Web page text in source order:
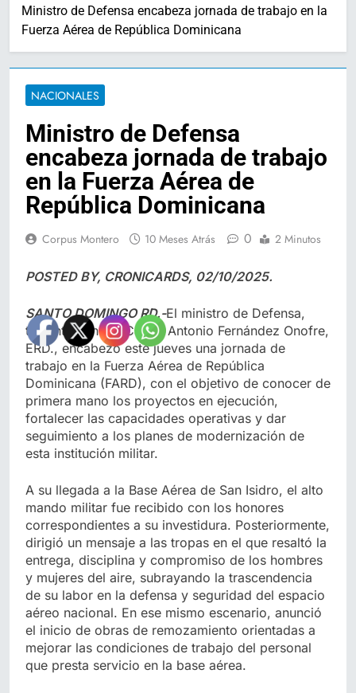
Ministro de Defensa encabeza jornada de trabajo en la
Fuerza Aérea de República Dominicana
NACIONALES
Ministro de Defensa
encabeza jornada de trabajo
en la Fuerza Aérea de
República Dominicana
Corpus Montero 10 Meses Atrás 0 2 Minutos
POSTED BY, CRONICARDS, 02/10/2025.
SANTO DOMINGO RD.-El ministro de Defensa,
teniente general Carlos Antonio Fernández Onofre,
ERD., encabezó este jueves una jornada de
trabajo en la Fuerza Aérea de República
Dominicana (FARD), con el objetivo de conocer de
primera mano los proyectos en ejecución,
fortalecer las capacidades operativas y dar
seguimiento a los planes de modernización de
esta institución militar.
A su llegada a la Base Aérea de San Isidro, el alto
mando militar fue recibido con los honores
correspondientes a su investidura. Posteriormente,
dirigió un mensaje a las tropas en el que resaltó la
entrega, disciplina y compromiso de los hombres
y mujeres del aire, subrayando la trascendencia
de su labor en la defensa y seguridad del espacio
aéreo nacional. En ese mismo escenario, anunció
el inicio de obras de remozamiento orientadas a
mejorar las condiciones de trabajo del personal
que presta servicio en la base aérea.